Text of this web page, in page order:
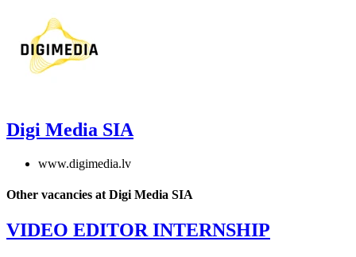
Digi Media SIA
www.digimedia.lv
Other vacancies at Digi Media SIA
VIDEO EDITOR INTERNSHIP